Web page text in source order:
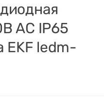
AC IP65
EKF ledm-